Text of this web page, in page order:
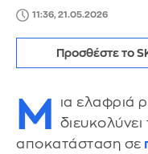
11:36, 21.05.2026
Προσθέστε το
Μ
ια ελαφριά
αποκατάσταση σε